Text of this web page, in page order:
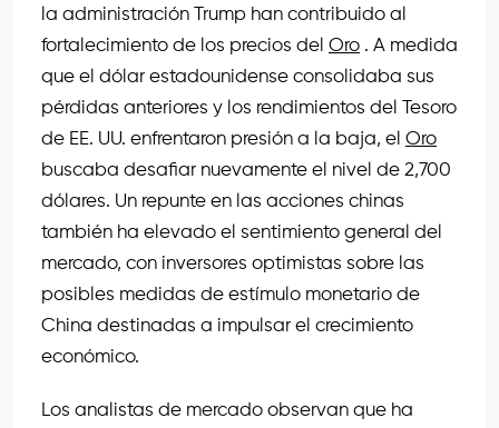
la administración Trump han contribuido al
fortalecimiento de los precios del Oro . A medida
que el dólar estadounidense consolidaba sus
pérdidas anteriores y los rendimientos del Tesoro
de EE. UU. enfrentaron presión a la baja, el Oro
buscaba desafiar nuevamente el nivel de 2,700
dólares. Un repunte en las acciones chinas
también ha elevado el sentimiento general del
mercado, con inversores optimistas sobre las
posibles medidas de estímulo monetario de
China destinadas a impulsar el crecimiento
económico.
Los analistas de mercado observan que ha